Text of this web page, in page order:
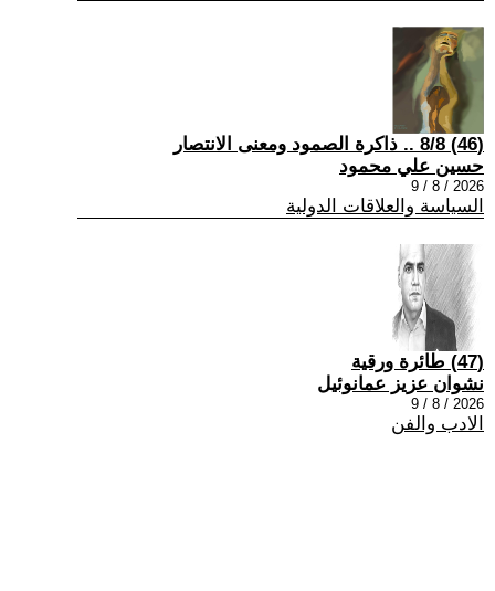
(46) 8/8 .. ذاكرة الصمود ومعنى الانتصار
حسين علي محمود
2026 / 8 / 9
السياسة والعلاقات الدولية
(47) طائرة ورقية
نشوان عزيز عمانوئيل
2026 / 8 / 9
الادب والفن